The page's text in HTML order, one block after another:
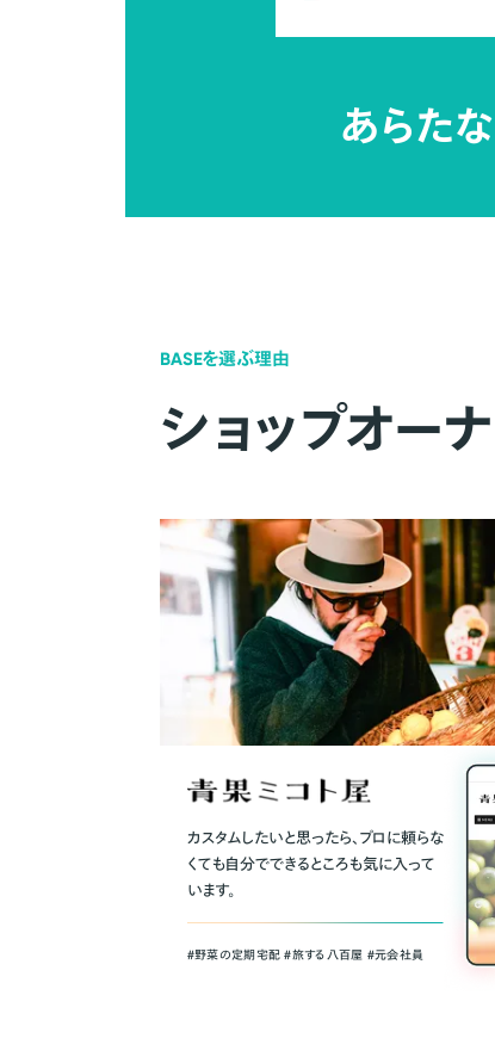
あらた
BASEを選ぶ理由
ショップオー
カスタムしたいと思ったら、プロに頼らな
くても自分でできるところも気に入って
います。
＃野菜の定期宅配 ＃旅する八百屋 ＃元会社員